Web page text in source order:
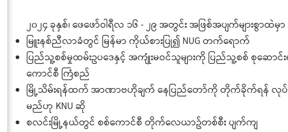
၂၀၂၄ ခုနှစ်၊ ဖေဖော်ဝါရီလ ၁၆ - ၂၉ အတွင်း အဖြစ်အပျက်များစွာထဲမှာ
မြူးနစ်ညီလာခံတွင် မြန်မာ ကိုယ်စားပြု၍ NUG တက်ရောက်
ပြည်သူ့စစ်မှုထမ်းဥပဒေနှင့် အကျုံးမဝင်သူများကို ပြည်သူ့စစ် စုဆောင်
ကောင်စီ ကြံစည်
မြို့သိမ်းရန်ထက် အာဏာဗဟိုချက် နေပြည်တော်ကို တိုက်ခိုက်ရန် လု
မည်ဟု KNU ဆို
စလင်းမြို့နယ်တွင် စစ်ကောင်စီ တိုက်လေယာဥ်တစ်စီး ပျက်ကျ